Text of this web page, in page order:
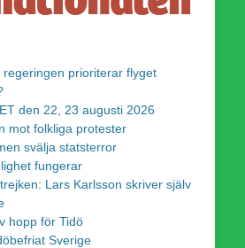
regeringen prioriterar flyget
den 22, 23 augusti 2026
mot folkliga protester
svälja statsterror
fungerar
Lars Karlsson skriver själv
hopp för Tidö
Sverige